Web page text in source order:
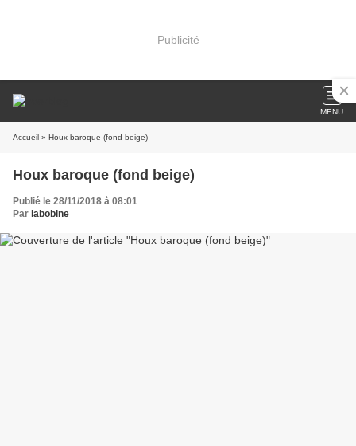
Publicité
MENU
Accueil » Houx baroque (fond beige)
Houx baroque (fond beige)
Publié le 28/11/2018 à 08:01
Par labobine